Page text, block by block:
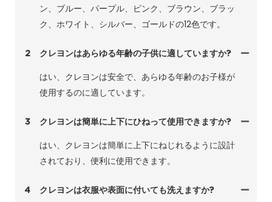
ン、ブルー、パープル、ピンク、ブラウン、ブラッ
ク、ホワイト、シルバー、ゴールドの12色です。
2 クレヨンはあらゆる年齢の子供に適していますか?
はい、クレヨンは安全で、あらゆる年齢のお子様が
使用するのに適しています。
3 クレヨンは簡単に上下にひねって使用できますか?
はい、クレヨンは簡単に上下にねじれるように設計
されており、便利に使用できます。
4 クレヨンは衣服や表面に付いても洗えますか?